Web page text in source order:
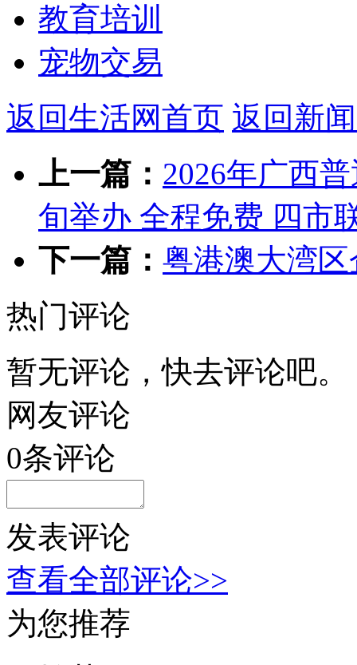
教育培训
宠物交易
返回生活网首页 返回新
上一篇： 2026年广西
旬举办 全程免费 四市
下一篇： 粤港澳大湾
热门评论
暂无评论，快去评论吧。
网友评论
0条评论
发表评论
查看全部评论>>
为您推荐